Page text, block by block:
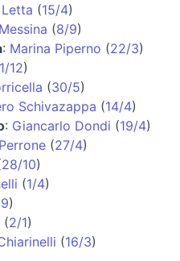
(15/4)
(8/9)
: Marina Piperno (22/3)
1/12)
(30/5)
Schivazappa (14/4)
: Giancarlo Dondi (19/4)
(27/4)
28/10)
(1/4)
)
(2/1)
(16/3)